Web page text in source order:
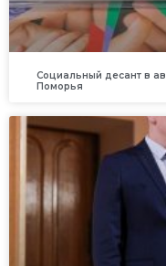
Социальный десант в
Поморья